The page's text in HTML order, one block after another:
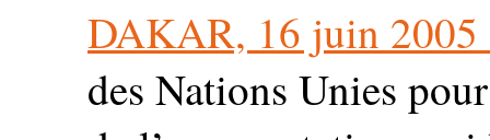
DAKAR, 16 juin 2005
des Nations Unies